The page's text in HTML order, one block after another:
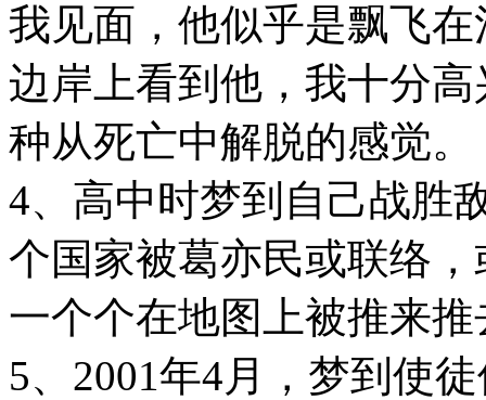
我见面，他似乎是飘飞
边岸上看到他，我十分
种从死亡中解脱的感觉。
4、高中时梦到自己战胜
个国家被葛亦民或联络
一个个在地图上被推来
5、2001年4月，梦到使